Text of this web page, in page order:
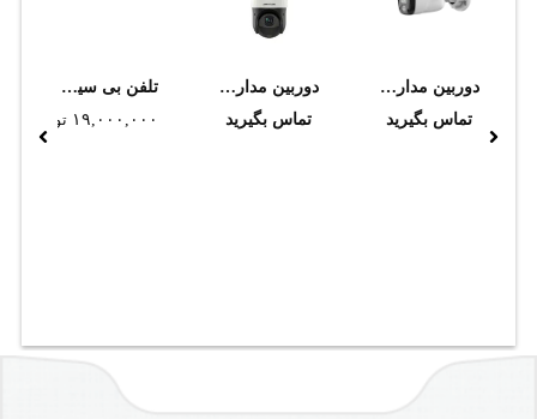
دوربین مداربسته تحت شبکه تیاندی مدل TC-C321N I3/E/Y/2.8mm
تماس بگیرید
دوربین مداربسته هایک ویژن مدل DS-2DE4225IW-DE-T5
تماس بگیرید
تلفن بی سیم تحت شبکه گرنداستریم مدل WP822
۱۹,۰۰۰,۰۰۰ تومان